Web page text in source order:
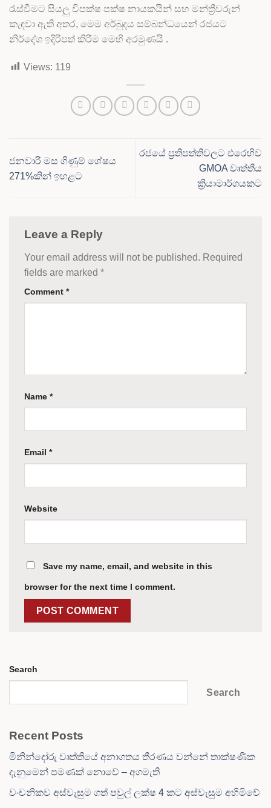
රැස්වීමට සියලු විපක්ෂ පක්ෂ නායකයින් සහ මන්ත්‍රීවරුන්
කැඳවා ඇති අතර, මෙම අර්බුදය සම්බන්ධයෙන් රජයට
නිර්දේශ ඉදිරිපත් කිරීම මෙහි අරමුණයි .
Views: 119
ජනවාරි මස ගිණුම් ශේෂය
271%කින් ඉහළට
රජයේ ප්‍රතිපත්තිවලට එරෙහිව
GMOA වෘත්තීය
ක්‍රියාමාර්ගයකට
Leave a Reply
Your email address will not be published. Required
fields are marked *
Comment *
Name *
Email *
Website
Save my name, email, and website in this
browser for the next time I comment.
Search
Search
Recent Posts
මිනින්දෝරු වෘත්තියේ අනාගතය තීරණය වන්නේ තාක්ෂණික
දැනුමෙන් පමණක් නොවේ – අගමැති
වංචනිකව අස්වැසුම ගත් පවුල් ලක්ෂ 4 කට අස්වැසුම අහිමිවේ